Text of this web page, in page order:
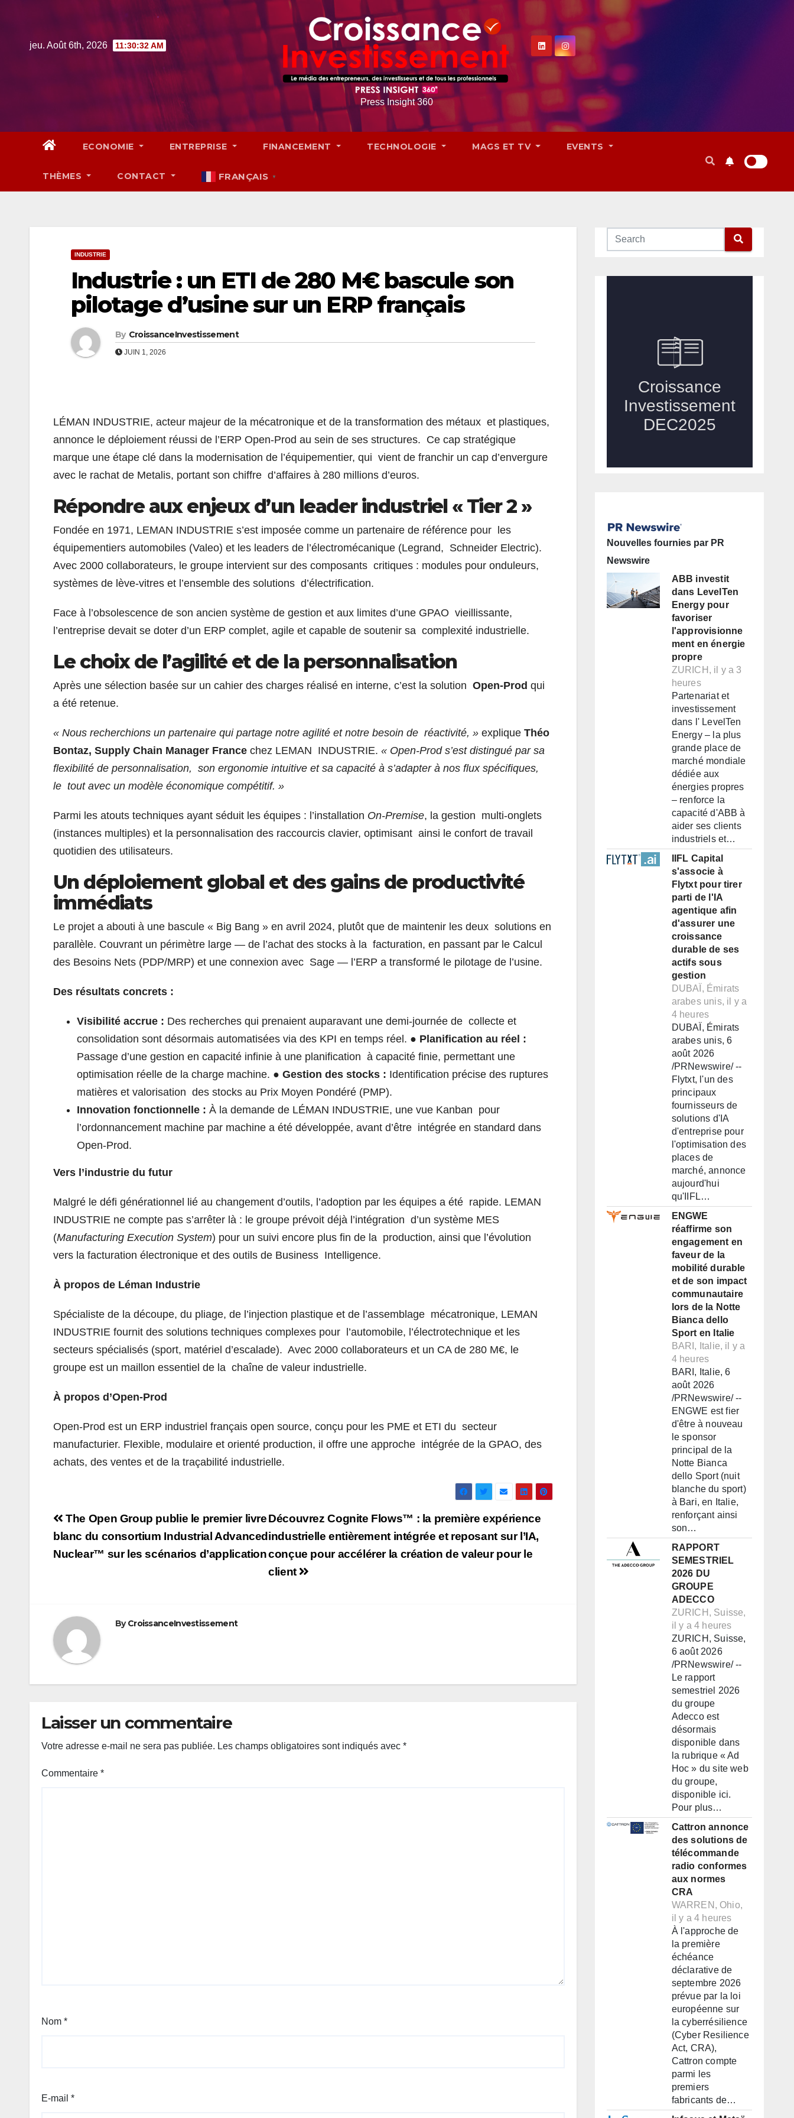
jeu. Août 6th, 2026 11:30:33 AM
Press Insight 360
ECONOMIE ENTREPRISE FINANCEMENT TECHNOLOGIE MAGS ET TV EVENTS
THÈMES CONTACT FRANÇAIS ▼
INDUSTRIE
Industrie : un ETI de 280 M€ bascule son
pilotage d’usine sur un ERP français
By CroissanceInvestissement
JUIN 1, 2026
LÉMAN INDUSTRIE, acteur majeur de la mécatronique et de la transformation des métaux et plastiques,
annonce le déploiement réussi de l’ERP Open-Prod au sein de ses structures. Ce cap stratégique
marque une étape clé dans la modernisation de l’équipementier, qui vient de franchir un cap d’envergure
avec le rachat de Metalis, portant son chiffre d’affaires à 280 millions d’euros.
Répondre aux enjeux d’un leader industriel « Tier 2 »
Fondée en 1971, LEMAN INDUSTRIE s’est imposée comme un partenaire de référence pour les
équipementiers automobiles (Valeo) et les leaders de l’électromécanique (Legrand, Schneider Electric).
Avec 2000 collaborateurs, le groupe intervient sur des composants critiques : modules pour onduleurs,
systèmes de lève-vitres et l’ensemble des solutions d’électrification.
Face à l’obsolescence de son ancien système de gestion et aux limites d’une GPAO vieillissante,
l’entreprise devait se doter d’un ERP complet, agile et capable de soutenir sa complexité industrielle.
Le choix de l’agilité et de la personnalisation
Après une sélection basée sur un cahier des charges réalisé en interne, c’est la solution Open-Prod qui
a été retenue.
« Nous recherchions un partenaire qui partage notre agilité et notre besoin de réactivité, » explique Théo
Bontaz, Supply Chain Manager France chez LEMAN INDUSTRIE. « Open-Prod s’est distingué par sa
flexibilité de personnalisation, son ergonomie intuitive et sa capacité à s’adapter à nos flux spécifiques,
le tout avec un modèle économique compétitif. »
Parmi les atouts techniques ayant séduit les équipes : l’installation On-Premise, la gestion multi-onglets
(instances multiples) et la personnalisation des raccourcis clavier, optimisant ainsi le confort de travail
quotidien des utilisateurs.
Un déploiement global et des gains de productivité
immédiats
Le projet a abouti à une bascule « Big Bang » en avril 2024, plutôt que de maintenir les deux solutions en
parallèle. Couvrant un périmètre large — de l’achat des stocks à la facturation, en passant par le Calcul
des Besoins Nets (PDP/MRP) et une connexion avec Sage — l’ERP a transformé le pilotage de l’usine.
Des résultats concrets :
Visibilité accrue : Des recherches qui prenaient auparavant une demi-journée de collecte et
consolidation sont désormais automatisées via des KPI en temps réel. ● Planification au réel :
Passage d’une gestion en capacité infinie à une planification à capacité finie, permettant une
optimisation réelle de la charge machine. ● Gestion des stocks : Identification précise des ruptures
matières et valorisation des stocks au Prix Moyen Pondéré (PMP).
Innovation fonctionnelle : À la demande de LÉMAN INDUSTRIE, une vue Kanban pour
l’ordonnancement machine par machine a été développée, avant d’être intégrée en standard dans
Open-Prod.
Vers l’industrie du futur
Malgré le défi générationnel lié au changement d’outils, l’adoption par les équipes a été rapide. LEMAN
INDUSTRIE ne compte pas s’arrêter là : le groupe prévoit déjà l’intégration d’un système MES
(Manufacturing Execution System) pour un suivi encore plus fin de la production, ainsi que l’évolution
vers la facturation électronique et des outils de Business Intelligence.
À propos de Léman Industrie
Spécialiste de la découpe, du pliage, de l’injection plastique et de l’assemblage mécatronique, LEMAN
INDUSTRIE fournit des solutions techniques complexes pour l’automobile, l’électrotechnique et les
secteurs spécialisés (sport, matériel d’escalade). Avec 2000 collaborateurs et un CA de 280 M€, le
groupe est un maillon essentiel de la chaîne de valeur industrielle.
À propos d’Open-Prod
Open-Prod est un ERP industriel français open source, conçu pour les PME et ETI du secteur
manufacturier. Flexible, modulaire et orienté production, il offre une approche intégrée de la GPAO, des
achats, des ventes et de la traçabilité industrielle.
Navigation
de
l’article
Découvrez Cognite Flows™ : la première expérience
industrielle entièrement intégrée et reposant sur l’IA,
conçue pour accélérer la création de valeur pour le
client
The Open Group publie le premier livre
blanc du consortium Industrial Advanced
Nuclear™ sur les scénarios d’application
ByCroissanceInvestissement
Laisser un commentaire
Votre adresse e-mail ne sera pas publiée. Les champs obligatoires sont indiqués avec *
Commentaire *
Nom *
E-mail *
Nouvelles fournies par PR
Newswire
ABB investit
dans LevelTen
Energy pour
favoriser
l'approvisionne
ment en énergie
propre
ZURICH, il y a 3
heures
Partenariat et
investissement
dans l' LevelTen
Energy – la plus
grande place de
marché mondiale
dédiée aux
énergies propres
– renforce la
capacité d'ABB à
aider ses clients
industriels et…
IIFL Capital
s'associe à
Flytxt pour tirer
parti de l'IA
agentique afin
d'assurer une
croissance
durable de ses
actifs sous
gestion
DUBAÏ, Émirats
arabes unis, il y a
4 heures
DUBAÏ, Émirats
arabes unis, 6
août 2026
/PRNewswire/ --
Flytxt, l'un des
principaux
fournisseurs de
solutions d'IA
d'entreprise pour
l'optimisation des
places de
marché, annonce
aujourd'hui
qu'IIFL…
ENGWE
réaffirme son
engagement en
faveur de la
mobilité durable
et de son impact
communautaire
lors de la Notte
Bianca dello
Sport en Italie
BARI, Italie, il y a
4 heures
BARI, Italie, 6
août 2026
/PRNewswire/ --
ENGWE est fier
d'être à nouveau
le sponsor
principal de la
Notte Bianca
dello Sport (nuit
blanche du sport)
à Bari, en Italie,
renforçant ainsi
son…
RAPPORT
SEMESTRIEL
2026 DU
GROUPE
ADECCO
ZURICH, Suisse,
il y a 4 heures
ZURICH, Suisse,
6 août 2026
/PRNewswire/ --
Le rapport
semestriel 2026
du groupe
Adecco est
désormais
disponible dans
la rubrique « Ad
Hoc » du site web
du groupe,
disponible ici.
Pour plus…
Cattron annonce
des solutions de
télécommande
radio conformes
aux normes
CRA
WARREN, Ohio,
il y a 4 heures
À l'approche de
la première
échéance
déclarative de
septembre 2026
prévue par la loi
européenne sur
la cyberrésilience
(Cyber Resilience
Act, CRA),
Cattron compte
parmi les
premiers
fabricants de…